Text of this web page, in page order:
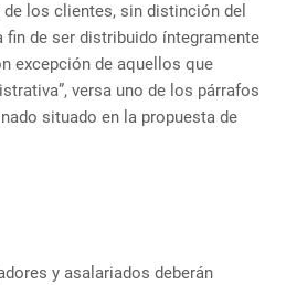
los clientes, sin distinción del
fin de ser distribuido íntegramente
excepción de aquellos que
versa uno de los párrafos
situado en la propuesta de
y asalariados deberán